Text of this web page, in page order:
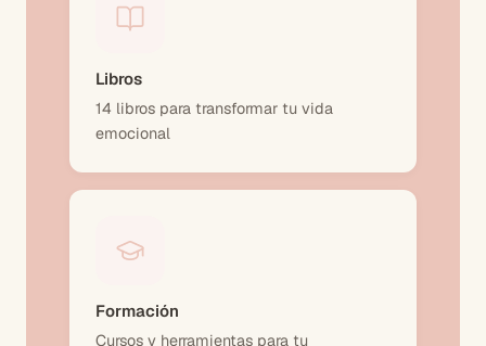
Libros
14 libros para transformar tu vida
emocional
Formación
Cursos y herramientas para tu